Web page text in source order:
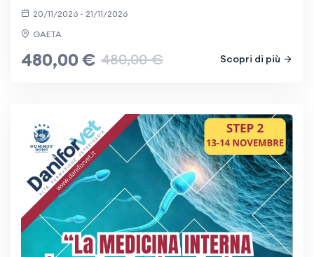
20/11/2026 - 21/11/2026
GAETA
480,00 € 480,00 € Scopri di più